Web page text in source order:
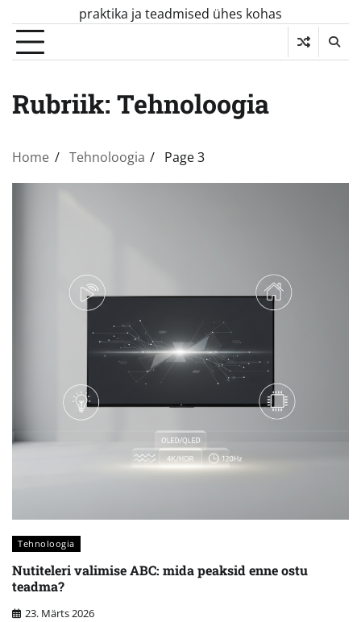
content
praktika ja teadmised ühes kohas
Rubriik: Tehnoloogia
Home Tehnoloogia Page 3
Tehnoloogia
Nutiteleri valimise ABC: mida peaksid enne ostu
teadma?
23. Märts 2026